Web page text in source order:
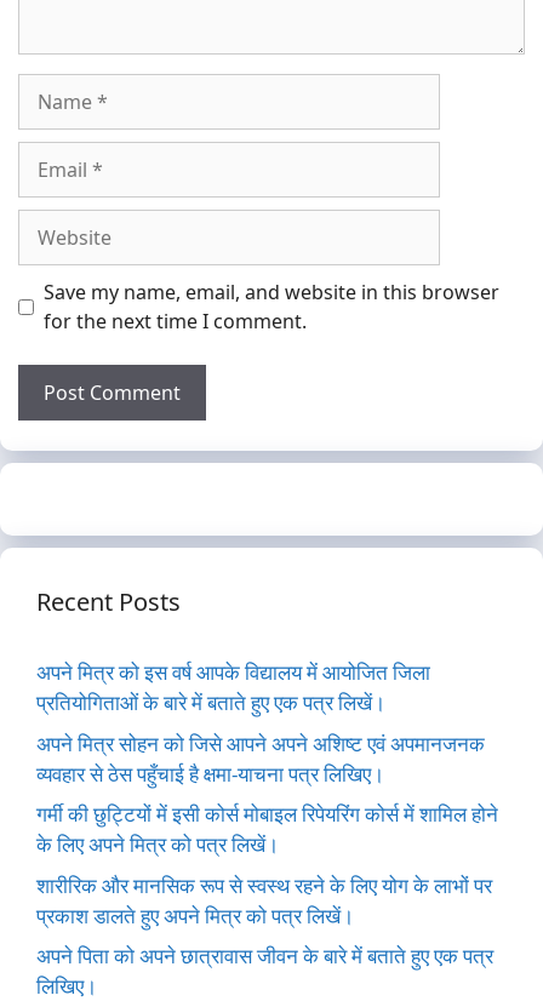
Save my name, email, and website in this browser
for the next time I comment.
Recent Posts
अपने मित्र को इस वर्ष आपके विद्यालय में आयोजित जिला
प्रतियोगिताओं के बारे में बताते हुए एक पत्र लिखें।
अपने मित्र सोहन को जिसे आपने अपने अशिष्ट एवं अपमानजनक
व्यवहार से ठेस पहुँचाई है क्षमा-याचना पत्र लिखिए।
गर्मी की छुट्टियों में इसी कोर्स मोबाइल रिपेयरिंग कोर्स में शामिल होने
के लिए अपने मित्र को पत्र लिखें।
शारीरिक और मानसिक रूप से स्वस्थ रहने के लिए योग के लाभों पर
प्रकाश डालते हुए अपने मित्र को पत्र लिखें।
अपने पिता को अपने छात्रावास जीवन के बारे में बताते हुए एक पत्र
लिखिए।